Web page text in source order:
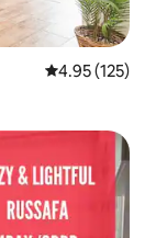
평점 4.95점(5
4.95 (125)